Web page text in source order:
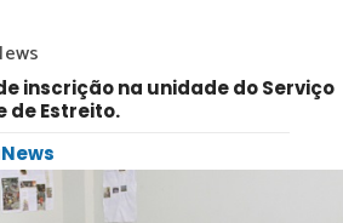
inscrição na unidade do Serviço
de Estreito.